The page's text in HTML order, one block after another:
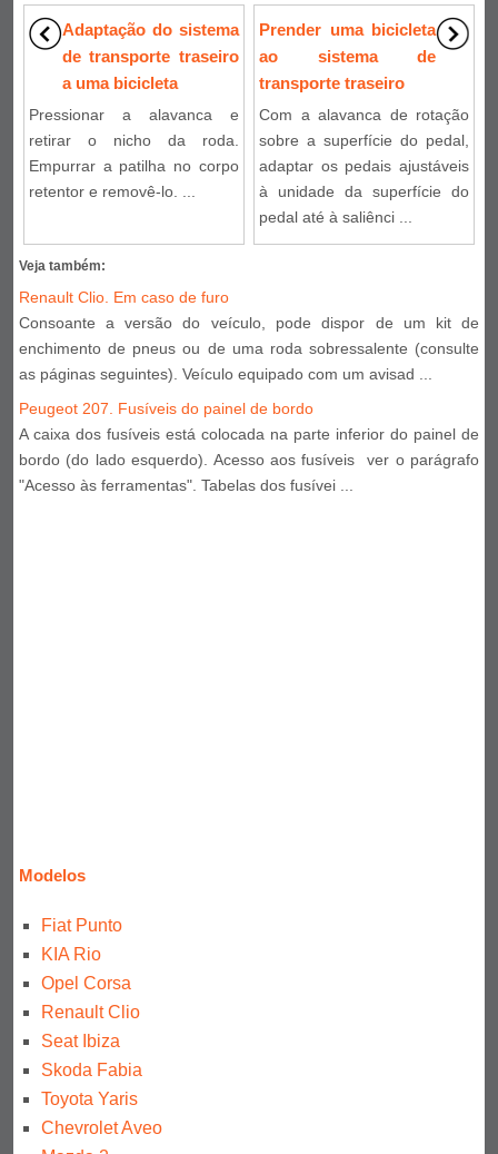
Adaptação do sistema
de transporte traseiro
a uma bicicleta
Pressionar a alavanca e
retirar o nicho da roda.
Empurrar a patilha no corpo
retentor e removê-lo. ...
Prender uma bicicleta
ao sistema de
transporte traseiro
Com a alavanca de rotação
sobre a superfície do pedal,
adaptar os pedais ajustáveis
à unidade da superfície do
pedal até à saliênci ...
Veja também:
Renault Clio. Em caso de furo
Consoante a versão do veículo, pode dispor de um kit de
enchimento de pneus ou de uma roda sobressalente (consulte
as páginas seguintes). Veículo equipado com um avisad ...
Peugeot 207. Fusíveis do painel de bordo
A caixa dos fusíveis está colocada na parte inferior do painel de
bordo (do lado esquerdo). Acesso aos fusíveis ver o parágrafo
"Acesso às ferramentas". Tabelas dos fusívei ...
Modelos
Fiat Punto
KIA Rio
Opel Corsa
Renault Clio
Seat Ibiza
Skoda Fabia
Toyota Yaris
Chevrolet Aveo